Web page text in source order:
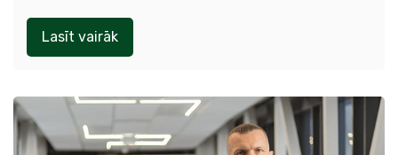
Lasīt vairāk